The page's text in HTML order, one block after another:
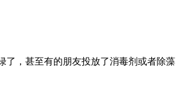
了，甚至有的朋友投放了消毒剂或者除藻